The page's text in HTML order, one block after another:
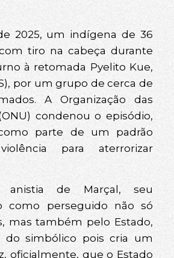
2025, um indígena de 36
tiro na cabeça durante
à retomada Pyelito Kue,
por um grupo de cerca de
A Organização das
condenou o episódio,
parte de um padrão
para aterrorizar
anistia de Marçal, seu
como perseguido não só
mas também pelo Estado,
simbólico pois cria um
oficialmente, que o Estado